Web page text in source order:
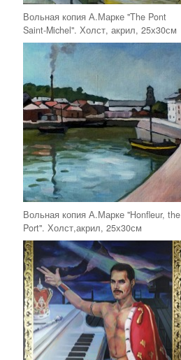
Вольная копия А.Марке "The Pont
Saint-Michel". Холст, акрил, 25х30см
Вольная копия А.Марке "Honfleur, the
Port". Холст,акрил, 25х30см